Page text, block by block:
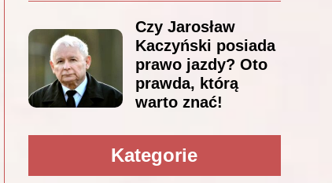
Czy Jarosław
Kaczyński posiada
prawo jazdy? Oto
prawda, którą
warto znać!
Kategorie